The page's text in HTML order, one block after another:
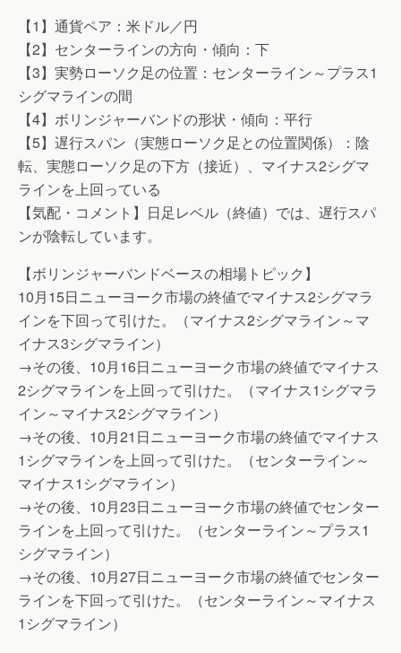
【1】通貨ペア：米ドル／円
【2】センターラインの方向・傾向：下
【3】実勢ローソク足の位置：センターライン～プラス1
シグマラインの間
【4】ボリンジャーバンドの形状・傾向：平行
【5】遅行スパン（実態ローソク足との位置関係）：陰
転、実態ローソク足の下方（接近）、マイナス2シグマ
ラインを上回っている
【気配・コメント】日足レベル（終値）では、遅行スパ
ンが陰転しています。
【ボリンジャーバンドベースの相場トピック】
10月15日ニューヨーク市場の終値でマイナス2シグマラ
インを下回って引けた。（マイナス2シグマライン～マ
イナス3シグマライン）
→その後、10月16日ニューヨーク市場の終値でマイナス
2シグマラインを上回って引けた。（マイナス1シグマラ
イン～マイナス2シグマライン）
→その後、10月21日ニューヨーク市場の終値でマイナス
1シグマラインを上回って引けた。（センターライン～
マイナス1シグマライン）
→その後、10月23日ニューヨーク市場の終値でセンター
ラインを上回って引けた。（センターライン～プラス1
シグマライン）
→その後、10月27日ニューヨーク市場の終値でセンター
ラインを下回って引けた。（センターライン～マイナス
1シグマライン）